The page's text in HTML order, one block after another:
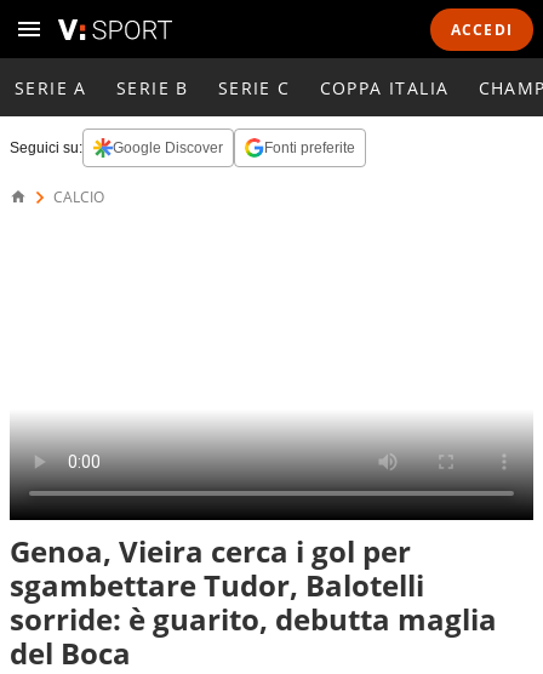
ACCEDI
SERIE A SERIE B SERIE C COPPA ITALIA
Seguici su: Google Discover Fonti preferite
CALCIO
Genoa, Vieira cerca i gol per
sgambettare Tudor, Balotelli
sorride: è guarito, debutta maglia
del Boca